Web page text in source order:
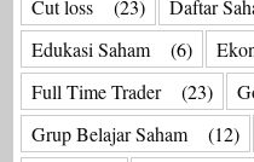
Cut loss
(23) Daftar
Edukasi Saham
(6)
Full Time Trader
(23)
Grup Belajar Saham
(12)